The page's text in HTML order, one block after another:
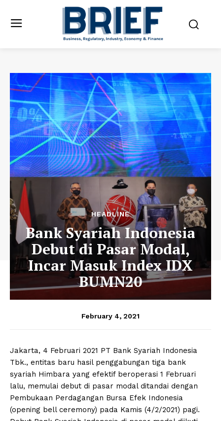
HEADLINE
Bank Syariah Indonesia
Debut di Pasar Modal,
Incar Masuk Index IDX
BUMN20
February 4, 2021
Jakarta, 4 Februari 2021 PT Bank Syariah Indonesia
Tbk., entitas baru hasil penggabungan tiga bank
syariah Himbara yang efektif beroperasi 1 Februari
lalu, memulai debut di pasar modal ditandai dengan
Pembukaan Perdagangan Bursa Efek Indonesia
(opening bell ceremony) pada Kamis (4/2/2021) pagi.